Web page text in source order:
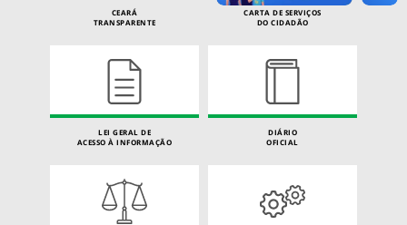
CEARÁ
TRANSPARENTE
CARTA DE SERVIÇOS
DO CIDADÃO
LEI GERAL DE
ACESSO À INFORMAÇÃO
DIÁRIO
OFICIAL